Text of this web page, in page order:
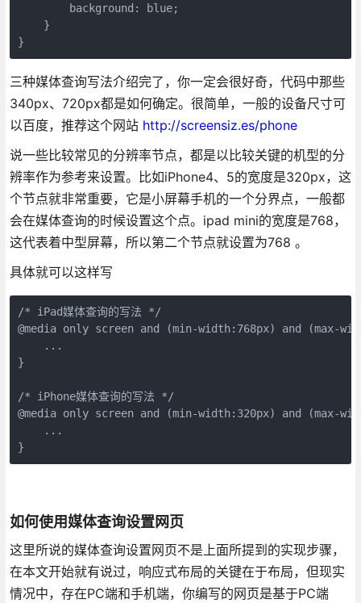
        background: blue;
    }
三种媒体查询写法介绍完了，你一定会很好奇，代码中那些
340px、720px都是如何确定。很简单，一般的设备尺寸可
以百度，推荐这个网站 http://screensiz.es/phone
说一些比较常见的分辨率节点，都是以比较关键的机型的分
辨率作为参考来设置。比如iPhone4、5的宽度是320px，这
个节点就非常重要，它是小屏幕手机的一个分界点，一般都
会在媒体查询的时候设置这个点。ipad mini的宽度是768，
这代表着中型屏幕，所以第二个节点就设置为768 。
具体就可以这样写
/* iPad媒体查询的写法 */
@media only screen and (min-width:768px) and (max-
    ...
}
/* iPhone媒体查询的写法 */
@media only screen and (min-width:320px) and (max-
    ...
}
如何使用媒体查询设置网页
这里所说的媒体查询设置网页不是上面所提到的实现步骤，
在本文开始就有说过，响应式布局的关键在于布局，但现实
情况中，存在PC端和手机端，你编写的网页是基于PC端